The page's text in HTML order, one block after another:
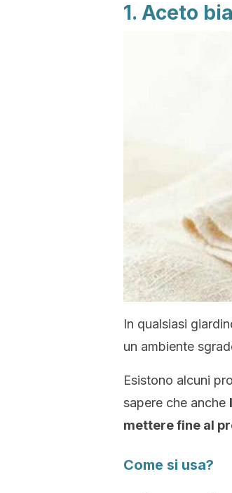
1. Aceto
In qualsiasi
un ambiente
Esistono alcuni
sapere che anche
mettere fine al
Come si usa?